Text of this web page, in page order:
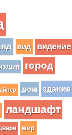
вид видение
город
дом здание
ландшафт
мир